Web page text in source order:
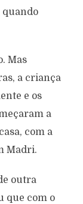
quando
Mas
a criança
e os
a
com a
Madri.
outra
que com o